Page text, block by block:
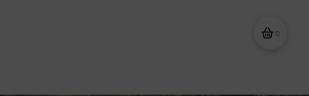
0